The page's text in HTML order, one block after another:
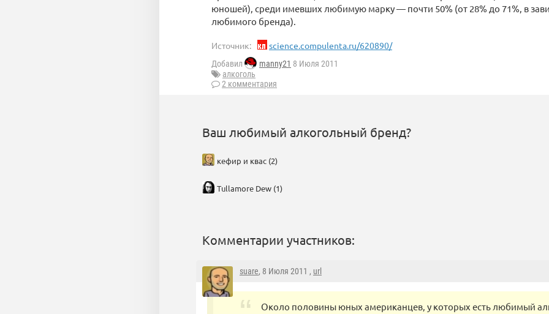
юношей), среди имевших любимую марку — почти 50% (от 28% до 71%, в
любимого бренда).
Источник: science.compulenta.ru/620890/
Добавил manny21 8 Июля 2011
алкоголь
2 комментария
Ваш любимый алкогольный бренд?
кефир и квас (2)
Tullamore Dew (1)
Комментарии участников:
suare, 8 Июля 2011 , url
Около половины юных американцев, у которых есть любимый